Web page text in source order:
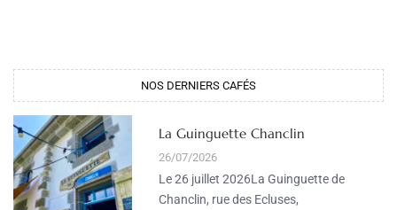
NOS DERNIERS CAFÉS​
La Guinguette Chanclin
26/07/2026
Le 26 juillet 2026La Guinguette de
Chanclin, rue des Ecluses,